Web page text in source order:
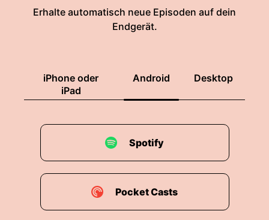
Erhalte automatisch neue Episoden auf dein
Endgerät.
iPhone oder
iPad
Android Desktop
Spotify
Pocket Casts